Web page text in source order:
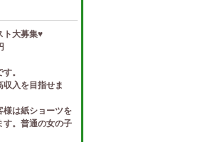
ト大募集♥
。
入を目指せま
様は紙ショーツを
す。普通の女の子